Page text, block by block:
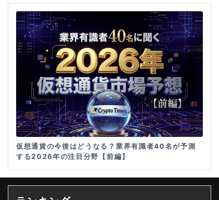
仮想通貨の今後はどうなる？業界有識者40名が予測
する2026年の注目分野【前編】